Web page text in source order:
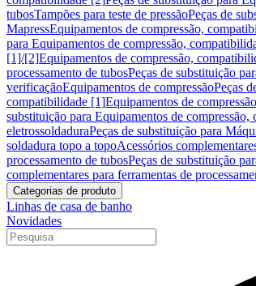
tubosTampões para teste de pressãoPeças de
MapressEquipamentos de compressão,
para Equipamentos de compressão,
[1]/[2]Equipamentos de compressão,
processamento de tubosPeças de substituição
verificaçãoEquipamentos de compressãoPeças
compatibilidade [1]Equipamentos de
substituição para Equipamentos de
eletrossoldaduraPeças de substituição para
soldadura topo a topoAcessórios
processamento de tubosPeças de substituição
complementares para ferramentas de
Categorias de produto
Linhas de casa de banho
Novidades